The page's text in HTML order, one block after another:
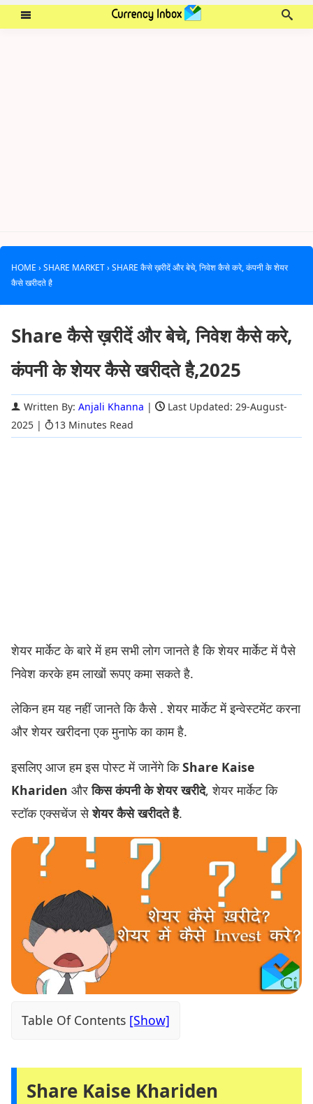
HOME › SHARE MARKET› SHARE कैसे ख़रीदें और बेचे, निवेश कैसे करे, कंपनी के शेयर
कैसे खरीदते है
Share कैसे ख़रीदें और बेचे, निवेश कैसे करे,
कंपनी के शेयर कैसे खरीदते है,2025
Written By: Anjali Khanna |
Last Updated: 29-August-
2025 | 13 Minutes Read
शेयर मार्केट के बारे में हम सभी लोग जानते है कि शेयर मार्केट में पैसे
निवेश करके हम लाखों रूपए कमा सकते है.
लेकिन हम यह नहीं जानते कि कैसे . शेयर मार्केट में इन्वेस्टमेंट करना
और शेयर खरीदना एक मुनाफे का काम है.
इसलिए आज हम इस पोस्ट में जानेंगे किShare Kaise
Khariden औरकिस कंपनी के शेयर खरीदे, शेयर मार्केट कि
स्टॉक एक्सचेंज सेशेयर कैसे खरीदते है.
Table Of Contents
Share Kaise Khariden